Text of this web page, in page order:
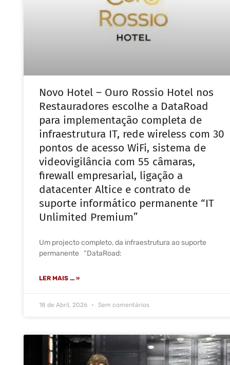
Novo Hotel – Ouro Rossio Hotel nos
Restauradores escolhe a DataRoad
para implementação completa de
infraestrutura IT, rede wireless com 30
pontos de acesso WiFi, sistema de
videovigilância com 55 câmaras,
firewall empresarial, ligação a
datacenter Altice e contrato de
suporte informático permanente “IT
Unlimited Premium”
Um projecto completo, da infraestrutura ao suporte
permanente “DataRoad:
LER MAIS ... »
18 de Abril, 2026 Sem comentários